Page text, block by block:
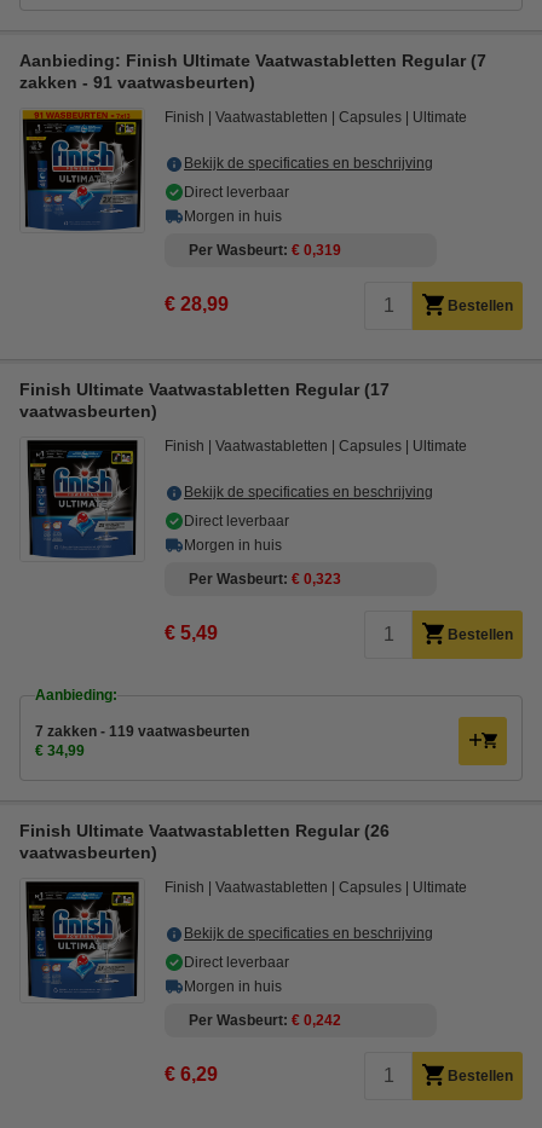
Aanbieding: Finish Ultimate Vaatwastabletten Regular (7
zakken - 91 vaatwasbeurten)
Finish Vaatwastabletten Capsules Ultimate
Bekijk de specificaties en beschrijving
Direct leverbaar
Morgen in huis
Per Wasbeurt € 0,319
€ 28,99 Bestellen
Finish Ultimate Vaatwastabletten Regular (17
vaatwasbeurten)
Finish Vaatwastabletten Capsules Ultimate
Bekijk de specificaties en beschrijving
Direct leverbaar
Morgen in huis
Per Wasbeurt € 0,323
€ 5,49 Bestellen
Aanbieding:
7 zakken - 119 vaatwasbeurten
€ 34,99
Finish Ultimate Vaatwastabletten Regular (26
vaatwasbeurten)
Finish Vaatwastabletten Capsules Ultimate
Bekijk de specificaties en beschrijving
Direct leverbaar
Morgen in huis
Per Wasbeurt € 0,242
€ 6,29 Bestellen